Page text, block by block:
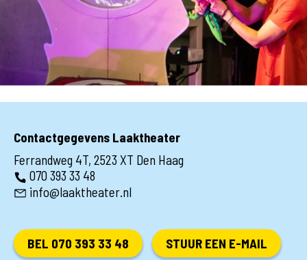
Contactgegevens Laaktheater
Ferrandweg 4T, 2523 XT Den Haag
070 393 33 48
info@laaktheater.nl
BEL 070 393 33 48 STUUR EEN E-MAIL